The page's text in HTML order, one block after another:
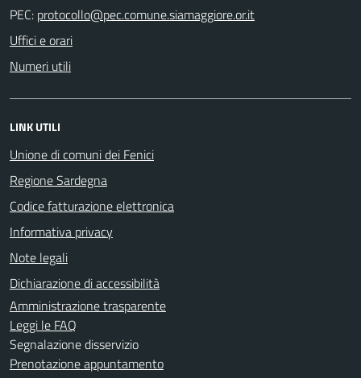
PEC:
Uffici e orari
Numeri utili
LINK UTILI
Unione di comuni dei Fenici
Regione Sardegna
Codice fatturazione elettronica
Informativa privacy
Note legali
Dichiarazione di accessibilità
Amministrazione trasparente
Leggi le FAQ
Segnalazione disservizio
Prenotazione appuntamento